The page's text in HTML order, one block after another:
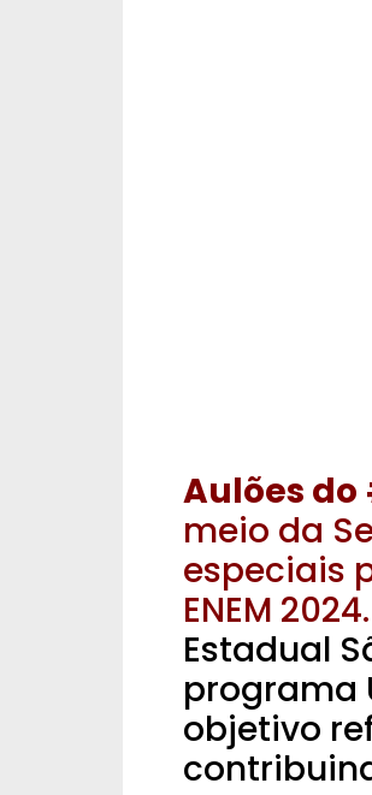
Aulões do
meio da
especiais
ENEM 2024.
Estadual
programa
objetivo